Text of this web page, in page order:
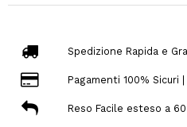
Spedizione Rapida e
Pagamenti 100% Sicuri
Reso Facile esteso a